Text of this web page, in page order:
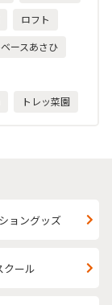
ロフト
ースあさひ
トレッ菜園
ョングッズ
クール